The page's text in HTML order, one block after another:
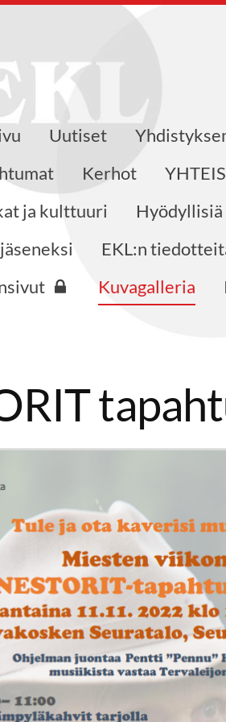
Uutiset
Kerhot
ja kulttuuri
EKL:n
Kuvagalleria